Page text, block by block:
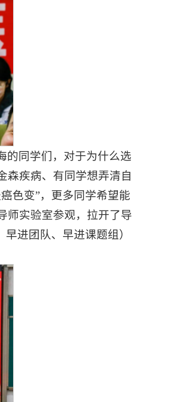
的同学们，对于为什么选
森疾病、有同学想弄清自
色变”，更多同学希望能
师实验室参观，拉开了导
进团队、早进课题组）